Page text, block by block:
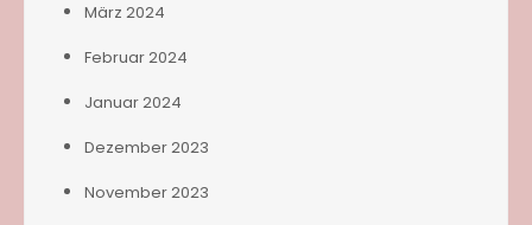
März 2024
Februar 2024
Januar 2024
Dezember 2023
November 2023